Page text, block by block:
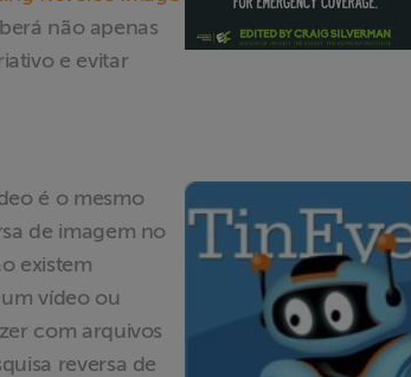
não apenas
e evitar
é o mesmo
de imagem no
existem
vídeo ou
com arquivos
reversa de